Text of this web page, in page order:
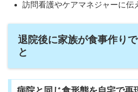
訪問看護やケアマネジャーに伝
退院後に家族が食事作り
と